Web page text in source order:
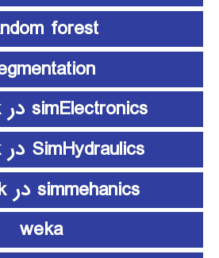
forest
simElectronics در Simulink
SimHydraulics در simulink
simmehanics در simulink
weka